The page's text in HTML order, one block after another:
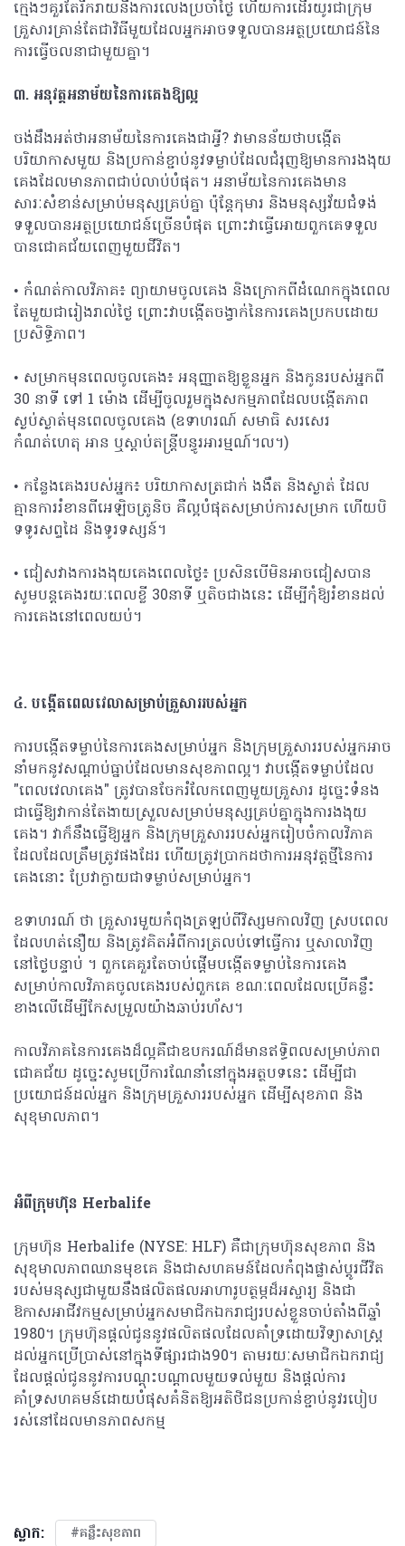
ក្មេងៗគួរតែរីករាយនឹងការលេងប្រចាំថ្ងៃ ហើយការដើរយូរជាក្រុម
គ្រួសារគ្រាន់តែជាវិធីមួយដែលអ្នកអាចទទួលបានអត្ថប្រយោជន៍នៃ
ការធ្វើចលនាជាមួយគ្នា។
៣. អនុវត្តអនាម័យនៃការគេងឱ្យល្អ
ចង់ដឹងអត់ថាអនាម័យនៃការគេងជាអ្វី? វាមានន័យថាបង្កើត
បរិយាកាសមួយ និងប្រកាន់ខ្ជាប់នូវទម្លាប់ដែលជំរុញឱ្យមានការងងុយ
គេងដែលមានភាពជាប់លាប់បំផុត។ អនាម័យនៃការគេងមាន
សារៈសំខាន់សម្រាប់មនុស្សគ្រប់គ្នា ប៉ុន្តែកុមារ និងមនុស្សវ័យជំទង់
ទទួលបានអត្ថប្រយោជន៍ច្រើនបំផុត ព្រោះវាធ្វើអោយពួកគេទទួល
បានជោគជ័យពេញមួយជីវិត។
• កំណត់កាលវិភាគ៖ ព្យាយាមចូលគេង និងក្រោកពីដំណេកក្នុងពេល
តែមួយជារៀងរាល់ថ្ងៃ ព្រោះវាបង្កើតចង្វាក់នៃការគេងប្រកបដោយ
ប្រសិទ្ធិភាព។
• សម្រាកមុនពេលចូលគេង៖ អនុញ្ញាតឱ្យខ្លួនអ្នក និងកូនរបស់អ្នកពី
30 នាទី ទៅ 1 ម៉ោង ដើម្បីចូលរួមក្នុងសកម្មភាពដែលបង្កើតភាព
ស្ងប់ស្ងាត់មុនពេលចូលគេង (ឧទាហរណ៍ សមាធិ សរសេរ
កំណត់ហេតុ អាន ឬស្តាប់តន្ត្រីបន្ធូរអារម្មណ៍។ល។)
• កន្លែងគេងរបស់អ្នក៖ បរិយាកាសត្រជាក់ ងងឹត និងស្ងាត់ ដែល
គ្មានការរំខានពីអេឡិចត្រូនិច គឺល្អបំផុតសម្រាប់ការសម្រាក ហើយបិ
ទទូរសព្ទដៃ និងទូរទស្សន៍។
• ជៀសវាងការងងុយគេងពេលថ្ងៃ៖ ប្រសិនបើមិនអាចជៀសបាន
សូមបន្តគេងរយៈពេលខ្លី 30នាទី ឬតិចជាងនេះ ដើម្បីកុំឱ្យរំខានដល់
ការគេងនៅពេលយប់។
៤. បង្កើតពេលវេលាសម្រាប់គ្រួសាររបស់អ្នក
ការបង្កើតទម្លាប់នៃការគេងសម្រាប់អ្នក និងក្រុមគ្រួសាររបស់អ្នកអាច
នាំមកនូវសណ្តាប់ធ្នាប់ដែលមានសុខភាពល្អ។ វាបង្កើតទម្លាប់ដែល
"ពេលវេលាគេង" ត្រូវបានចែករំលែកពេញមួយគ្រួសារ ដូច្នេះទំនង
ជាធ្វើឱ្យវាកាន់តែងាយស្រួលសម្រាប់មនុស្សគ្រប់គ្នាក្នុងការងងុយ
គេង។ វាក៏នឹងធ្វើឱ្យអ្នក និងក្រុមគ្រួសាររបស់អ្នករៀបចំកាលវិភាគ
ដែលដែលត្រឹមត្រូវផងដែរ ហើយត្រូវប្រាកដថាការអនុវត្តថ្មីនៃការ
គេងនោះ ប្រែវាក្លាយជាទម្លាប់សម្រាប់អ្នក។
ឧទាហរណ៍ ថា គ្រួសារមួយកំពុងត្រឡប់ពីវិស្សមកាលវិញ ស្របពេល
ដែលហត់នឿយ និងត្រូវគិតអំពីការត្រលប់ទៅធ្វើការ ឬសាលាវិញ
នៅថ្ងៃបន្ទាប់ ។ ពួកគេគួរតែចាប់ផ្តើមបង្កើតទម្លាប់នៃការគេង
សម្រាប់កាលវិភាគចូលគេងរបស់ពួកគេ ខណៈពេលដែលប្រើគន្លឹះ
ខាងលើដើម្បីកែសម្រួលយ៉ាងឆាប់រហ័ស។
កាលវិភាគនៃការគេងដ៏ល្អគឺជាឧបករណ៍ដ៏មានឥទ្ធិពលសម្រាប់ភាព
ជោគជ័យ ដូច្នេះសូមប្រើការណែនាំនៅក្នុងអត្ថបទនេះ ដើម្បីជា
ប្រយោជន៍ដល់អ្នក និងក្រុមគ្រួសាររបស់អ្នក ដើម្បីសុខភាព និង
សុខុមាលភាព។
អំពីក្រុមហ៊ុន Herbalife
ក្រុមហ៊ុន Herbalife (NYSE: HLF) គឺជាក្រុមហ៊ុនសុខភាព និង
សុខុមាលភាពឈានមុខគេ និងជាសហគមន៍ដែលកំពុងផ្លាស់ប្តូរជីវិត
របស់មនុស្សជាមួយនឹងផលិតផលអាហារូបត្ថម្ភដ៏អស្ចារ្យ និងជា
ឱកាសអាជីវកម្មសម្រាប់អ្នកសមាជិកឯករាជ្យរបស់ខ្លួនចាប់តាំងពីឆ្នាំ
1980។ ក្រុមហ៊ុនផ្តល់ជូននូវផលិតផលដែលគាំទ្រដោយវិទ្យាសាស្រ្ត
ដល់អ្នកប្រើប្រាស់នៅក្នុងទីផ្សារជាង90។ តាមរយៈសមាជិកឯករាជ្យ
ដែលផ្តល់ជូននូវការបណ្តុះបណ្តាលមួយទល់មួយ និងផ្តល់ការ
គាំទ្រសហគមន៍ដោយបំផុសគំនិតឱ្យអតិថិជនប្រកាន់ខ្ជាប់នូវរបៀប
រស់នៅដែលមានភាពសកម្ម
ស្លាក: #គន្លឹះសុខភាព